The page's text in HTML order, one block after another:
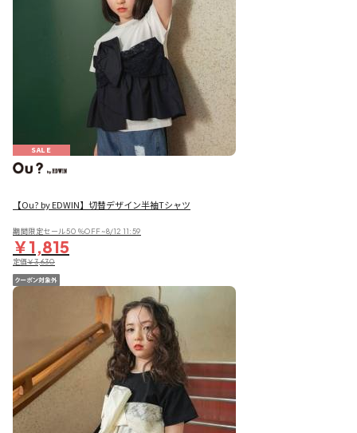
SALE
【Ou? by EDWIN】切替デザイン半袖Tシャツ
期間限定セール50％OFF~8/12 11:59
￥1,815
定価￥3,630